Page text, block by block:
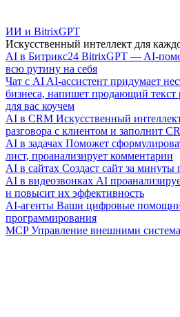
ИИ и BitrixGPT
Искусственный интеллект для
AI в Битрикс24 BitrixGPT — AI-
всю рутину на себя
Чат с AI AI-ассистент придумает
бизнеса, напишет продающий текст
для вас коучем
AI в CRM Искусственный
разговора с клиентом и заполнит
AI в задачах Поможет
лист, проанализирует комментарии
AI в сайтах Создаст сайт за
AI в видеозвонках AI
и повысит их эффективность
AI-агенты Ваши цифровые
программирования
MCP Управление внешними